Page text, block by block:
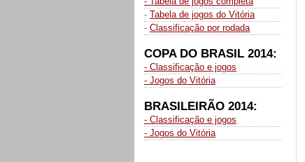
- Tabela de jogos do Vitória
- Classificação por rodada
COPA DO BRASIL 2014:
- Classificação e jogos
- Jogos do Vitória
BRASILEIRÃO 2014:
- Classificação e jogos
- Jogos do Vitória